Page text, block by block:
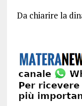
Da chiarire la